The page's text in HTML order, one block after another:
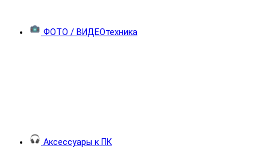
ФОТО / ВИДЕОтехника
Аксессуары к ПК